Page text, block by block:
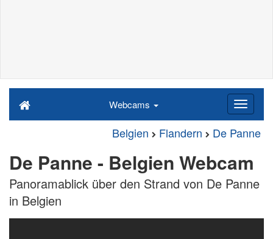
Webcams
Belgien Flandern De Panne
De Panne - Belgien Webcam
Panoramablick über den Strand von De Panne
in Belgien